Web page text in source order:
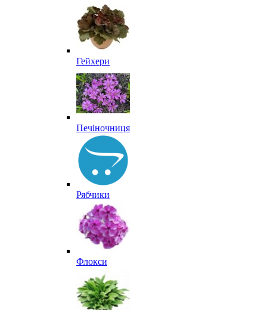
Гейхери
Печіночниця
Рябчики
Флокси